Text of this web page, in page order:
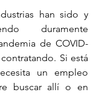
han sido y
duramente
de COVID-
Si está
un empleo
buscar allí o en